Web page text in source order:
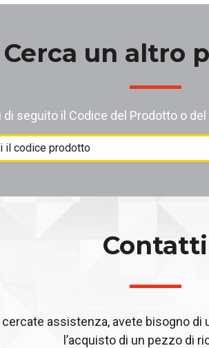
Cerca un altro
seguito il Codice del Prodotto o
Contatti
assistenza, avete bisogno
l’acquisto di un pezzo di